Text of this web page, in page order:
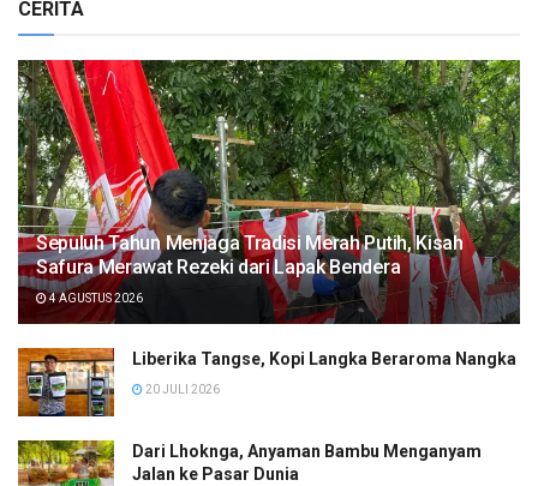
CERITA
Sepuluh Tahun Menjaga Tradisi Merah Putih, Kisah
Safura Merawat Rezeki dari Lapak Bendera
4 AGUSTUS 2026
Liberika Tangse, Kopi Langka Beraroma Nangka
20 JULI 2026
Dari Lhoknga, Anyaman Bambu Menganyam
Jalan ke Pasar Dunia